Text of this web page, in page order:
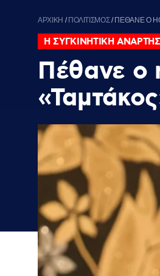
ΑΡΧΙΚΗ / ΠΟΛΙΤΙΣΜΟΣ/ ΠΕΘΑΝΕ Ο
Η ΣΥΓΚΙΝΗΤΙΚΗ
Πέθανε ο